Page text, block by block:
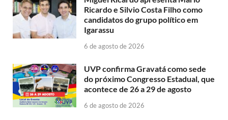
Ricardo e Silvio Costa Filho como
candidatos do grupo político em
Igarassu
6 de agosto de 2026
UVP confirma Gravatá como sede
do próximo Congresso Estadual, que
acontece de 26 a 29 de agosto
6 de agosto de 2026